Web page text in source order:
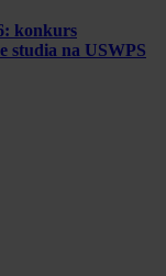
konkurs
studia na USWPS